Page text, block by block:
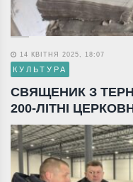
14 КВІТНЯ 2025, 18:07
КУЛЬТУРА
СВЯЩЕНИК З
200-ЛІТНІ